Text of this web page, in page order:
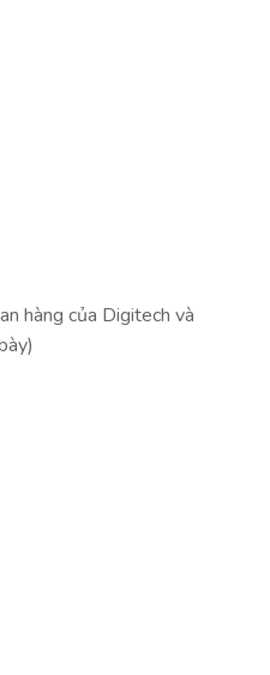
hàng của Digitech và